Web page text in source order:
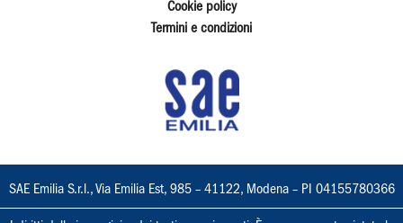
Cookie policy
Termini e condizioni
SAE Emilia S.r.l., Via Emilia Est, 985 – 41122, Modena – PI 04155780366